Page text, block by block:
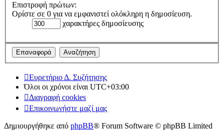
Επιστροφή πρώτων:
Ορίστε σε 0 για να εμφανιστεί ολόκληρη η δημοσίευση.
χαρακτήρες δημοσίευσης
Ευρετήριο Δ. Συζήτησης
Όλοι οι χρόνοι είναι UTC+03:00
Διαγραφή cookies
Επικοινωνήστε μαζί μας
Δημιουργήθηκε από phpBB® Forum Software © phpBB Limited